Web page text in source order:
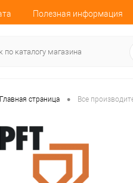
Полезная информация
Главная страница • Все